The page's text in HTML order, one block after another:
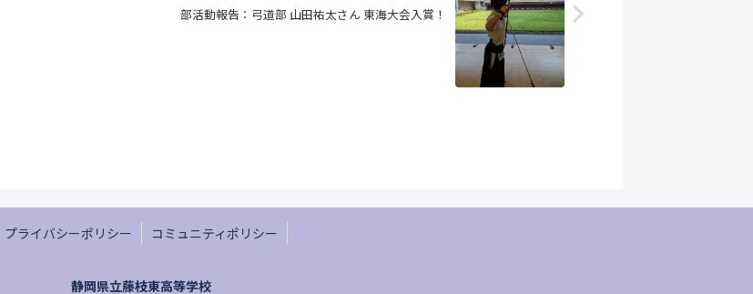
部活動報告：弓道部 山田祐太さん 東海大会入賞！
プライバシーポリシー コミュニティポリシー
静岡県立藤枝東高等学校